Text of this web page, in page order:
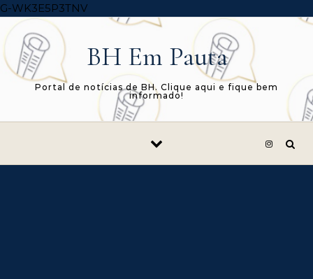
G-WK3E5P3TNVSkip to content
BH Em Pauta
Portal de notícias de BH. Clique aqui e fique bem
informado!